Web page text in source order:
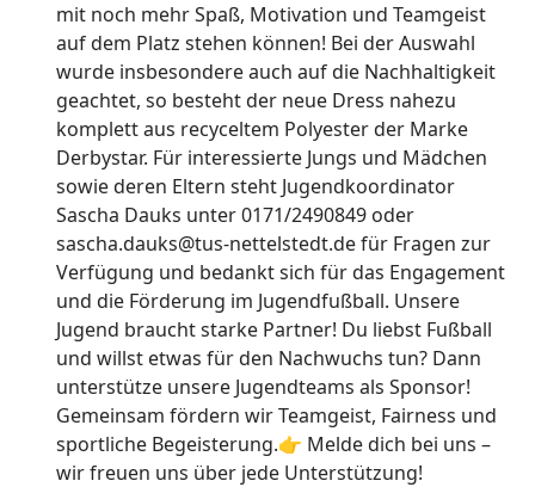
mit noch mehr Spaß, Motivation und Teamgeist
auf dem Platz stehen können! Bei der Auswahl
wurde insbesondere auch auf die Nachhaltigkeit
geachtet, so besteht der neue Dress nahezu
komplett aus recyceltem Polyester der Marke
Derbystar. Für interessierte Jungs und Mädchen
sowie deren Eltern steht Jugendkoordinator
Sascha Dauks unter 0171/2490849 oder
sascha.dauks@tus-nettelstedt.de für Fragen zur
Verfügung und bedankt sich für das Engagement
und die Förderung im Jugendfußball. Unsere
Jugend braucht starke Partner! Du liebst Fußball
und willst etwas für den Nachwuchs tun? Dann
unterstütze unsere Jugendteams als Sponsor!
Gemeinsam fördern wir Teamgeist, Fairness und
sportliche Begeisterung.👉 Melde dich bei uns –
wir freuen uns über jede Unterstützung!